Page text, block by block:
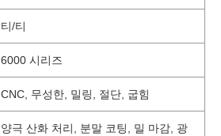
티/티
6000 시리즈
CNC, 무성한, 밀링, 절단, 굽힘
양극 산화 처리, 분말 코팅, 밀 마감, ​​광